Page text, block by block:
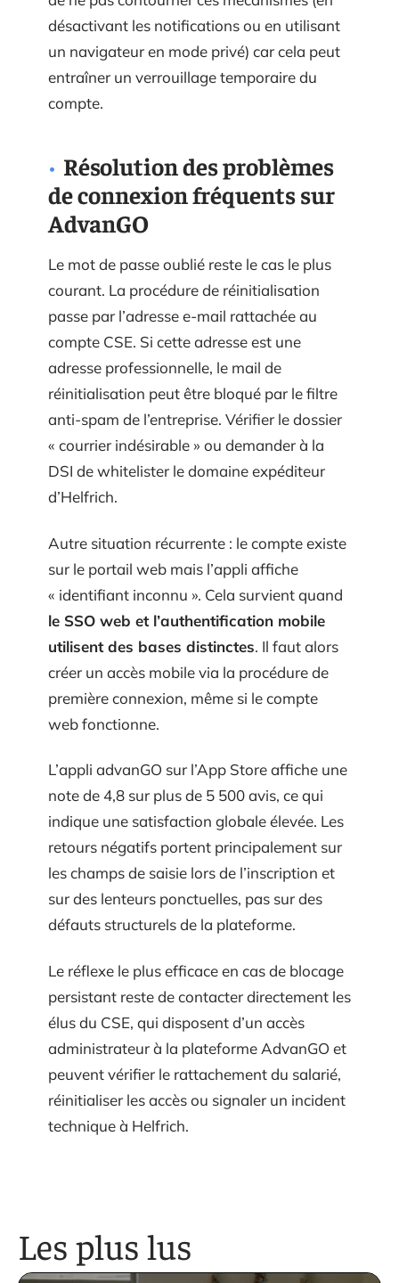
désactivant les notifications ou en utilisant
un navigateur en mode privé) car cela peut
entraîner un verrouillage temporaire du
compte.
Résolution des problèmes
de connexion fréquents sur
AdvanGO
Le mot de passe oublié reste le cas le plus
courant. La procédure de réinitialisation
passe par l’adresse e-mail rattachée au
compte CSE. Si cette adresse est une
adresse professionnelle, le mail de
réinitialisation peut être bloqué par le filtre
anti-spam de l’entreprise. Vérifier le dossier
« courrier indésirable » ou demander à la
DSI de whitelister le domaine expéditeur
d’Helfrich.
Autre situation récurrente : le compte existe
sur le portail web mais l’appli affiche
« identifiant inconnu ». Cela survient quand
le SSO web et l’authentification mobile
utilisent des bases distinctes. Il faut alors
créer un accès mobile via la procédure de
première connexion, même si le compte
web fonctionne.
L’appli advanGO sur l’App Store affiche une
note de 4,8 sur plus de 5 500 avis, ce qui
indique une satisfaction globale élevée. Les
retours négatifs portent principalement sur
les champs de saisie lors de l’inscription et
sur des lenteurs ponctuelles, pas sur des
défauts structurels de la plateforme.
Le réflexe le plus efficace en cas de blocage
persistant reste de contacter directement les
élus du CSE, qui disposent d’un accès
administrateur à la plateforme AdvanGO et
peuvent vérifier le rattachement du salarié,
réinitialiser les accès ou signaler un incident
technique à Helfrich.
Les plus lus